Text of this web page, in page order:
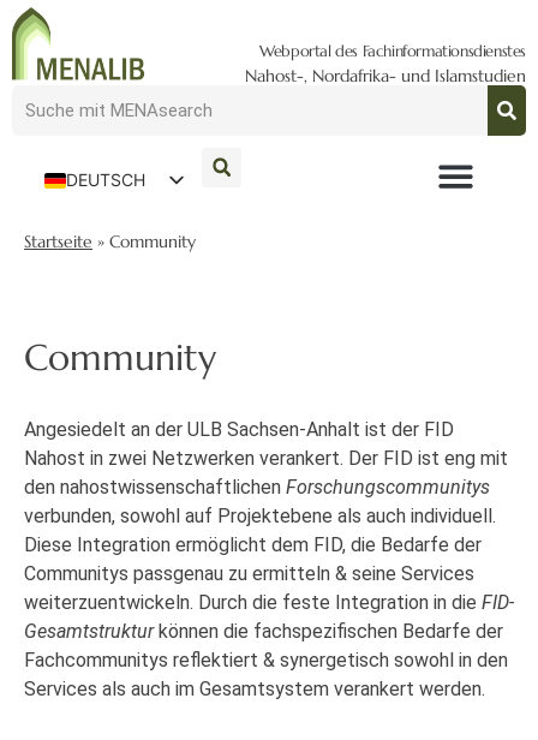
Webportal des Fachinformationsdienstes
Nahost-, Nordafrika- und Islamstudien
DEUTSCH
Startseite » Community
Community
Angesiedelt an der ULB Sachsen-Anhalt ist der FID
Nahost in zwei Netzwerken verankert. Der FID ist eng mit
den nahostwissenschaftlichen Forschungscommunitys
verbunden, sowohl auf Projektebene als auch individuell.
Diese Integration ermöglicht dem FID, die Bedarfe der
Communitys passgenau zu ermitteln & seine Services
weiterzuentwickeln. Durch die feste Integration in die FID-
Gesamtstrukturkönnen die fachspezifischen Bedarfe der
Fachcommunitys reflektiert & synergetisch sowohl in den
Services als auch im Gesamtsystem verankert werden.